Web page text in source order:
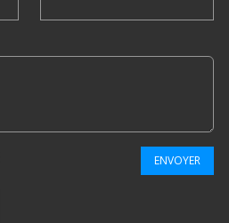
ENVOYER